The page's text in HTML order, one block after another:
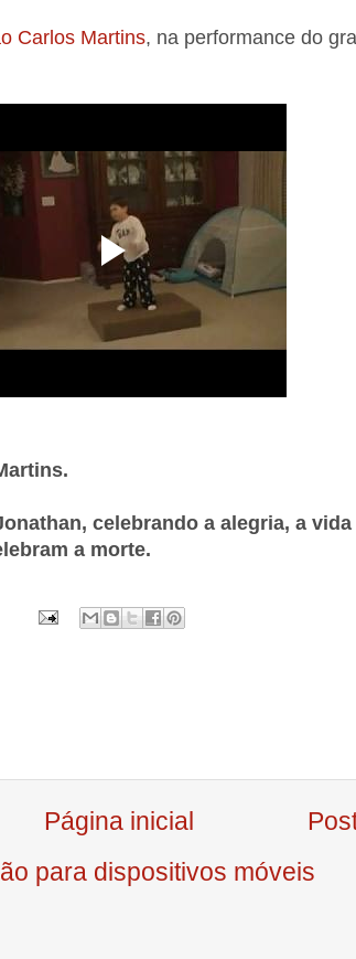
Carlos Martins, na performance do
celebrando a alegria, a
a morte.
Página inicial
para dispositivos móveis